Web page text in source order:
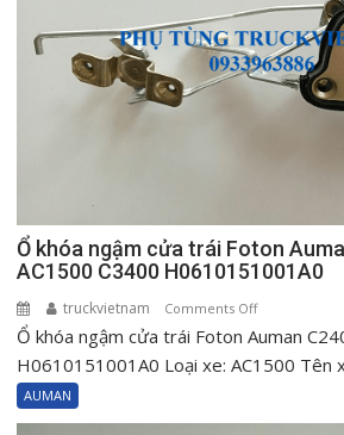
Ổ khóa ngậm cửa trái Foton
AC1500 C3400 H0610151001A0
truckvietnam Comments Offon
Ổ
khóa
Ổ khóa ngậm cửa trái Foton Auman
H0610151001A0 Loại xe: AC1500 Tên
AUMAN